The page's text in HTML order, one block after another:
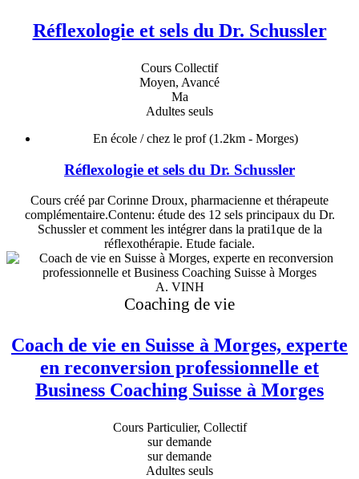
Réflexologie et sels du Dr. Schussler
Cours Collectif
Moyen, Avancé
Ma
Adultes seuls
En école / chez le prof(1.2km - Morges)
Réflexologie et sels du Dr. Schussler
Cours créé par Corinne Droux, pharmacienne et thérapeute
complémentaire.Contenu: étude des 12 sels principaux du Dr.
Schussler et comment les intégrer dans la prati1que de la
réflexothérapie. Etude faciale.
A. VINH
Coaching de vie
Coach de vie en Suisse à Morges, experte
en reconversion professionnelle et
Business Coaching Suisse à Morges
Cours Particulier, Collectif
sur demande
sur demande
Adultes seuls